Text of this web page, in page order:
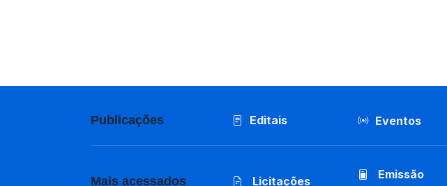
Publicações Editais Eventos
Mais acessados Licitações
Emissão